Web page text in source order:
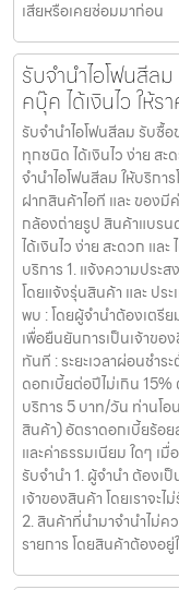
เสียหรือเคยซ่อมมาก่อน
รับจำนำไอโฟนสีล
คบุ๊ค ได้เงินไว ให้ร
รับจำนำไอโฟนสีลม รับซื้
ทุกชนิด ได้เงินไว ง่าย สะ
จำนำไอโฟนสีลม ให้บริกา
ฝากสินค้าไอที และ ของมี
กล้องถ่ายรูป สินค้าแบรน
ได้เงินไว ง่าย สะดวก แล
บริการ 1. แจ้งความประ
โดยแจ้งรุ่นสินค้า และ ปร
พบ : โดยผู้จำนำต้องเตรีย
เพื่อยืนยันการเป็นเจ้าขอ
ทันที : ระยะเวลาผ่อนชำ
ดอกเบี้ยต่อปีไม่เกิน
บริการ 5 บาท/วัน ท่านโ
สินค้า) อัตราดอกเบี้ยร้อ
และค่าธรรมเนียม ใดๆ เ
รับจำนำ 1. ผู้จำนำ ต้องเ
เจ้าของสินค้า โดยเราจะ
2. สินค้าที่นำมาจำนำไม่ค
รายการ โดยสินค้าต้องอ